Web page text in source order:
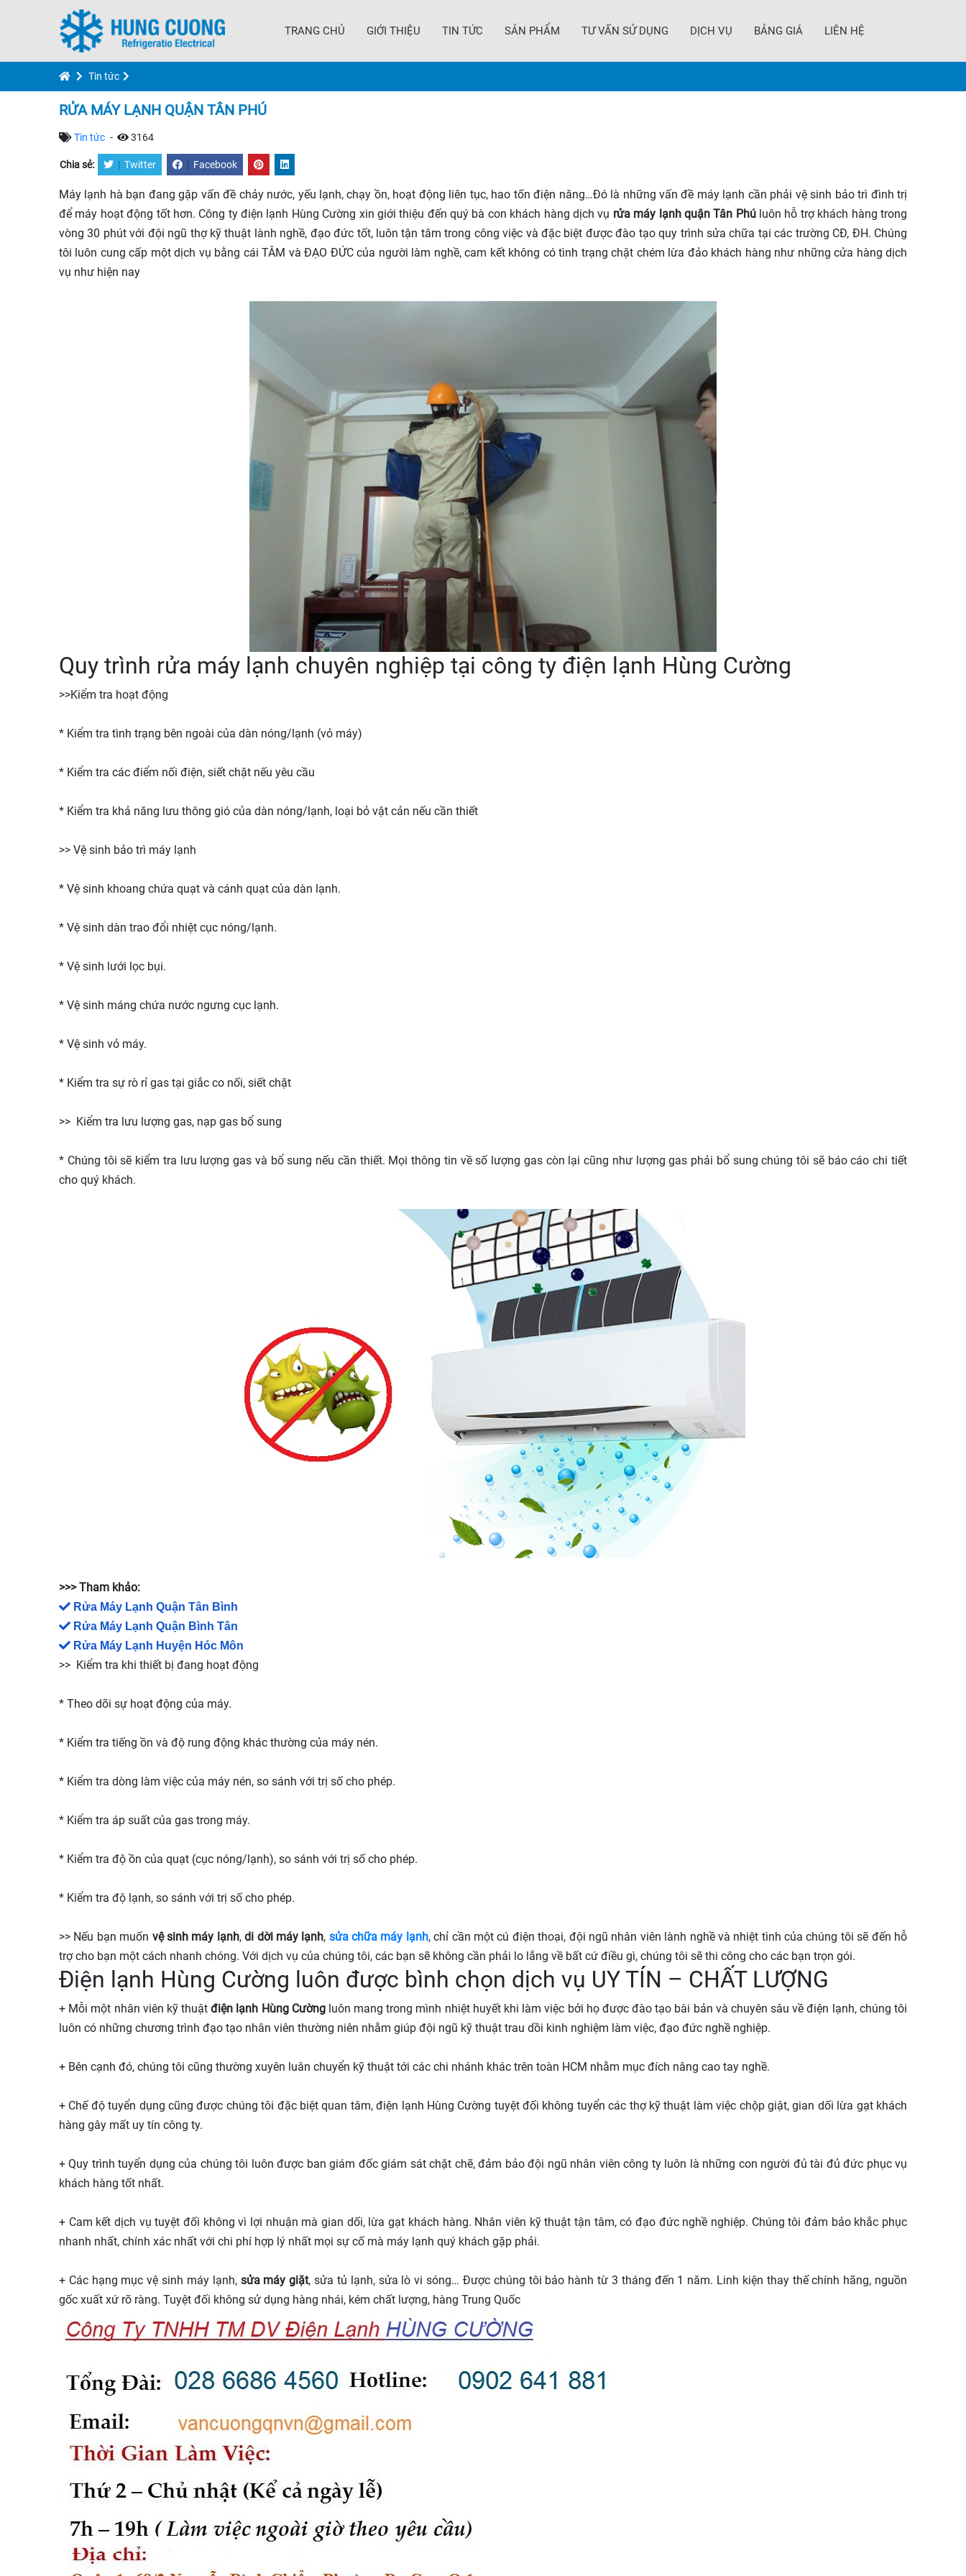
TRANG CHỦ GIỚI THIỆU TIN TỨC SẢN PHẨM TƯ VẤN SỬ DỤNG DỊCH VỤ BẢNG GIÁ LIÊN HỆ
Tin tức
RỬA MÁY LẠNH QUẬN TÂN PHÚ
Tin tức - 3164
Chia sẻ: | Twitter | Facebook
Máy lạnh hà bạn đang gặp vấn đề chảy nước, yếu lạnh, chạy ồn, hoạt động liên tục, hao tốn điện năng…Đó là những vấn đề máy lạnh cần phải vệ sinh bảo trì đình trị
để máy hoạt động tốt hơn. Công ty điện lạnh Hùng Cường xin giới thiệu đến quý bà con khách hàng dịch vụ rửa máy lạnh quận Tân Phúluôn hỗ trợ khách hàng trong
vòng 30 phút với đội ngũ thợ kỹ thuật lành nghề, đạo đức tốt, luôn tận tâm trong công việc và đặc biệt được đào tạo quy trình sửa chữa tại các trường CĐ, ĐH. Chúng
tôi luôn cung cấp một dịch vụ bằng cái TÂM và ĐẠO ĐỨC của người làm nghề, cam kết không có tình trạng chặt chém lừa đảo khách hàng như những cửa hàng dịch
vụ như hiện nay
Quy trình rửa máy lạnh chuyên nghiệp tại công ty điện lạnh Hùng Cường
>>Kiểm tra hoạt động
* Kiểm tra tình trạng bên ngoài của dàn nóng/lạnh (vỏ máy)
* Kiểm tra các điểm nối điện, siết chặt nếu yêu cầu
* Kiểm tra khả năng lưu thông gió của dàn nóng/lạnh, loại bỏ vật cản nếu cần thiết
>> Vệ sinh bảo trì máy lạnh
* Vệ sinh khoang chứa quạt và cánh quạt của dàn lạnh.
* Vệ sinh dàn trao đổi nhiệt cục nóng/lạnh.
* Vệ sinh lưới lọc bụi.
* Vệ sinh máng chứa nước ngưng cục lạnh.
* Vệ sinh vỏ máy.
* Kiểm tra sự rò rỉ gas tại giắc co nối, siết chặt
>> Kiểm tra lưu lượng gas, nạp gas bổ sung
* Chúng tôi sẽ kiểm tra lưu lượng gas và bổ sung nếu cần thiết. Mọi thông tin về số lượng gas còn lại cũng như lượng gas phải bổ sung chúng tôi sẽ báo cáo chi tiết
cho quý khách.
>>> Tham khảo:
Rửa Máy Lạnh Quận Tân Bình
Rửa Máy Lạnh Quận Bình Tân
Rửa Máy Lạnh Huyện Hóc Môn
>> Kiểm tra khi thiết bị đang hoạt động
* Theo dõi sự hoạt động của máy.
* Kiểm tra tiếng ồn và độ rung động khác thường của máy nén.
* Kiểm tra dòng làm việc của máy nén, so sánh với trị số cho phép.
* Kiểm tra áp suất của gas trong máy.
* Kiểm tra độ ồn của quạt (cục nóng/lạnh), so sánh với trị số cho phép.
* Kiểm tra độ lạnh, so sánh với trị số cho phép.
>> Nếu bạn muốn vệ sinh máy lạnh,di dời máy lạnh, sửa chữa máy lạnh, chỉ cần một cú điện thoại, đội ngũ nhân viên lành nghề và nhiệt tình của chúng tôi sẽ đến hỗ
trợ cho bạn một cách nhanh chóng. Với dịch vụ của chúng tôi, các bạn sẽ không cần phải lo lắng về bất cứ điều gì, chúng tôi sẽ thi công cho các bạn trọn gói.
Điện lạnh Hùng Cường luôn được bình chọn dịch vụ UY TÍN – CHẤT LƯỢNG
+ Mỗi một nhân viên kỹ thuậtđiện lạnh Hùng Cườngluôn mang trong mình nhiệt huyết khi làm việc bởi họ được đào tạo bài bản và chuyên sâu về điện lạnh, chúng tôi
luôn có những chương trình đạo tạo nhân viên thường niên nhằm giúp đội ngũ kỹ thuật trau dồi kinh nghiệm làm việc, đạo đức nghề nghiệp.
+ Bên cạnh đó, chúng tôi cũng thường xuyên luân chuyển kỹ thuật tới các chi nhánh khác trên toàn HCM nhằm mục đích nâng cao tay nghề.
+ Chế độ tuyển dụng cũng được chúng tôi đặc biệt quan tâm, điện lạnh Hùng Cường tuyệt đối không tuyển các thợ kỹ thuật làm việc chộp giật, gian dối lừa gạt khách
hàng gây mất uy tín công ty.
+ Quy trình tuyển dụng của chúng tôi luôn được ban giám đốc giám sát chặt chẽ, đảm bảo đội ngũ nhân viên công ty luôn là những con người đủ tài đủ đức phục vụ
khách hàng tốt nhất.
+ Cam kết dịch vụ tuyệt đối không vì lợi nhuận mà gian dối, lừa gạt khách hàng. Nhân viên kỹ thuật tận tâm, có đạo đức nghề nghiệp. Chúng tôi đảm bảo khắc phục
nhanh nhất, chính xác nhất với chi phí hợp lý nhất mọi sự cố mà máy lạnh quý khách gặp phải.
+ Các hạng mục vệ sinh máy lạnh, sửa máy giặt, sửa tủ lạnh, sửa lò vi sóng… Được chúng tôi bảo hành từ 3 tháng đến 1 năm. Linh kiện thay thế chính hãng, nguồn
gốc xuất xứ rõ ràng. Tuyệt đối không sử dụng hàng nhái, kém chất lượng, hàng Trung Quốc